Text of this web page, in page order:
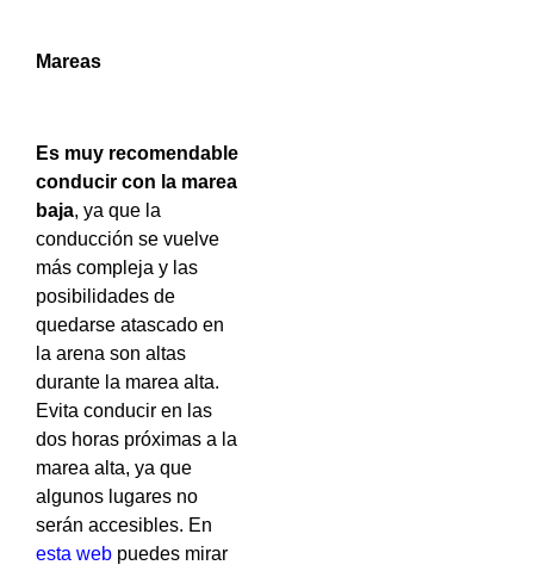
Mareas
Es muy recomendable
conducir con la marea
baja, ya que la
conducción se vuelve
más compleja y las
posibilidades de
quedarse atascado en
la arena son altas
durante la marea alta.
Evita conducir en las
dos horas próximas a la
marea alta, ya que
algunos lugares no
serán accesibles. En
esta web puedes mirar